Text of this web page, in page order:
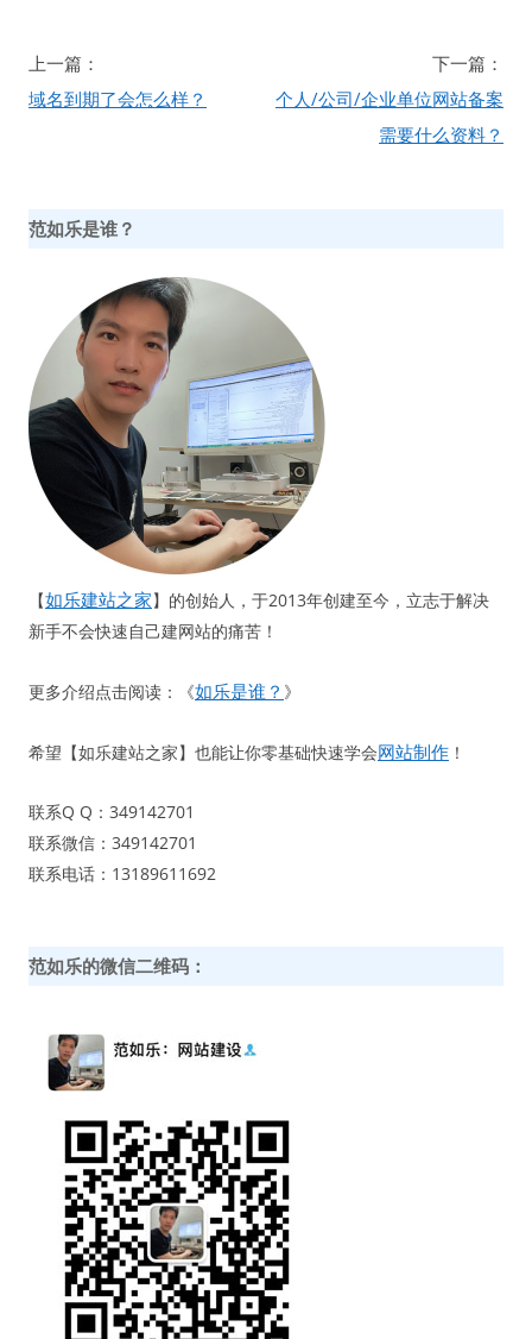
文
章
上一篇：
域名到期了会怎么样？
下一篇：
个人/公司/企业单位网站备案
需要什么资料？
范如乐是谁？
【如乐建站之家】的创始人，于2013年创建至今，立志于解决
新手不会快速自己建网站的痛苦！
更多介绍点击阅读：《如乐是谁？ 》
希望【如乐建站之家】也能让你零基础快速学会网站制作 ！
联系Q Q：349142701
联系微信：349142701
联系电话：13189611692
范如乐的微信二维码：